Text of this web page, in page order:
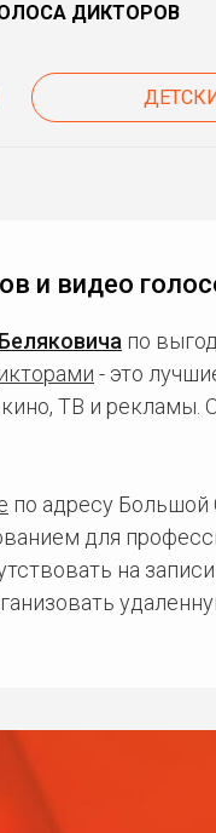
ДИКТОРОВ
и видео
по
- это
ТВ и
по адресу Большой
для
на